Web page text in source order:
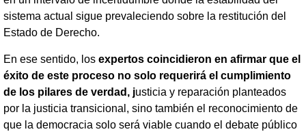
sistema actual sigue prevaleciendo sobre la restitución del
Estado de Derecho.
En ese sentido, los expertos coincidieron en afirmar que el
éxito de este proceso no solo requerirá el cumplimiento
de los pilares de verdad, justicia y reparación planteados
por la justicia transicional, sino también el reconocimiento de
que la democracia solo será viable cuando el debate público